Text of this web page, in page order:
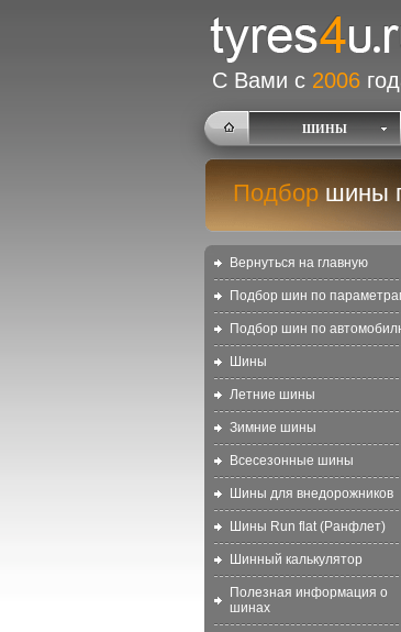
С Вами с 2006
ШИНЫ
Подбор шины
Вернуться на главную
Подбор шин по
Подбор шин по
Шины
Летние шины
Зимние шины
Всесезонные шины
Шины для внедорожников
Шины Run flat (Ранфлет)
Шинный калькулятор
Полезная информация о
шинах